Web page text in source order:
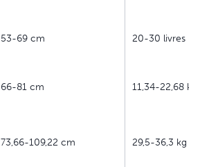
53-69 cm 20-30 livres
66-81 cm 11,34-22,68 kg
73,66-109,22 cm 29,5-36,3 kg